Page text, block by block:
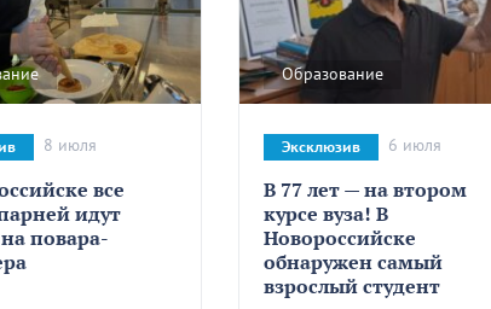
все
идут
повара-
8 июля
Образование
В 77 лет — на втором
курсе вуза! В
Новороссийске
обнаружен самый
взрослый студент
Эксклюзив 6 июля